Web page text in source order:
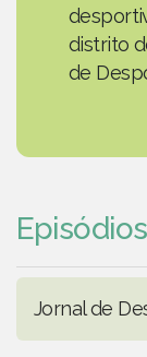
distrito
de
Episódios
Jornal de